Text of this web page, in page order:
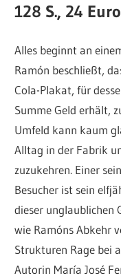
128 S., 24 Euro
Alles beginnt an
Ramón beschließt,
Cola-Plakat, für
Summe Geld erhält,
Umfeld kann kaum
Alltag in der Fabrik
zuzukehren. Einer
Besucher ist sein
dieser unglaublichen
wie Ramóns Abkehr
Strukturen Rage bei
Autorin María José